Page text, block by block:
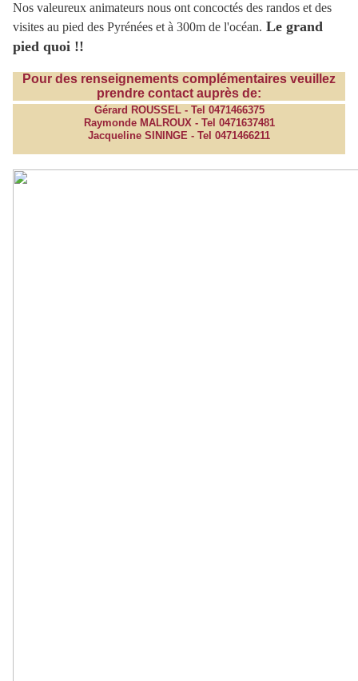
Nos valeureux animateurs nous ont concoctés des randos et des
visites au pied des Pyrénées et à 300m de l'océan. Le grand
pied quoi !!
Pour des renseignements complémentaires veuillez
prendre contact auprès de:
Gérard ROUSSEL - Tel 0471466375
Raymonde MALROUX - Tel 0471637481
Jacqueline SININGE - Tel 0471466211